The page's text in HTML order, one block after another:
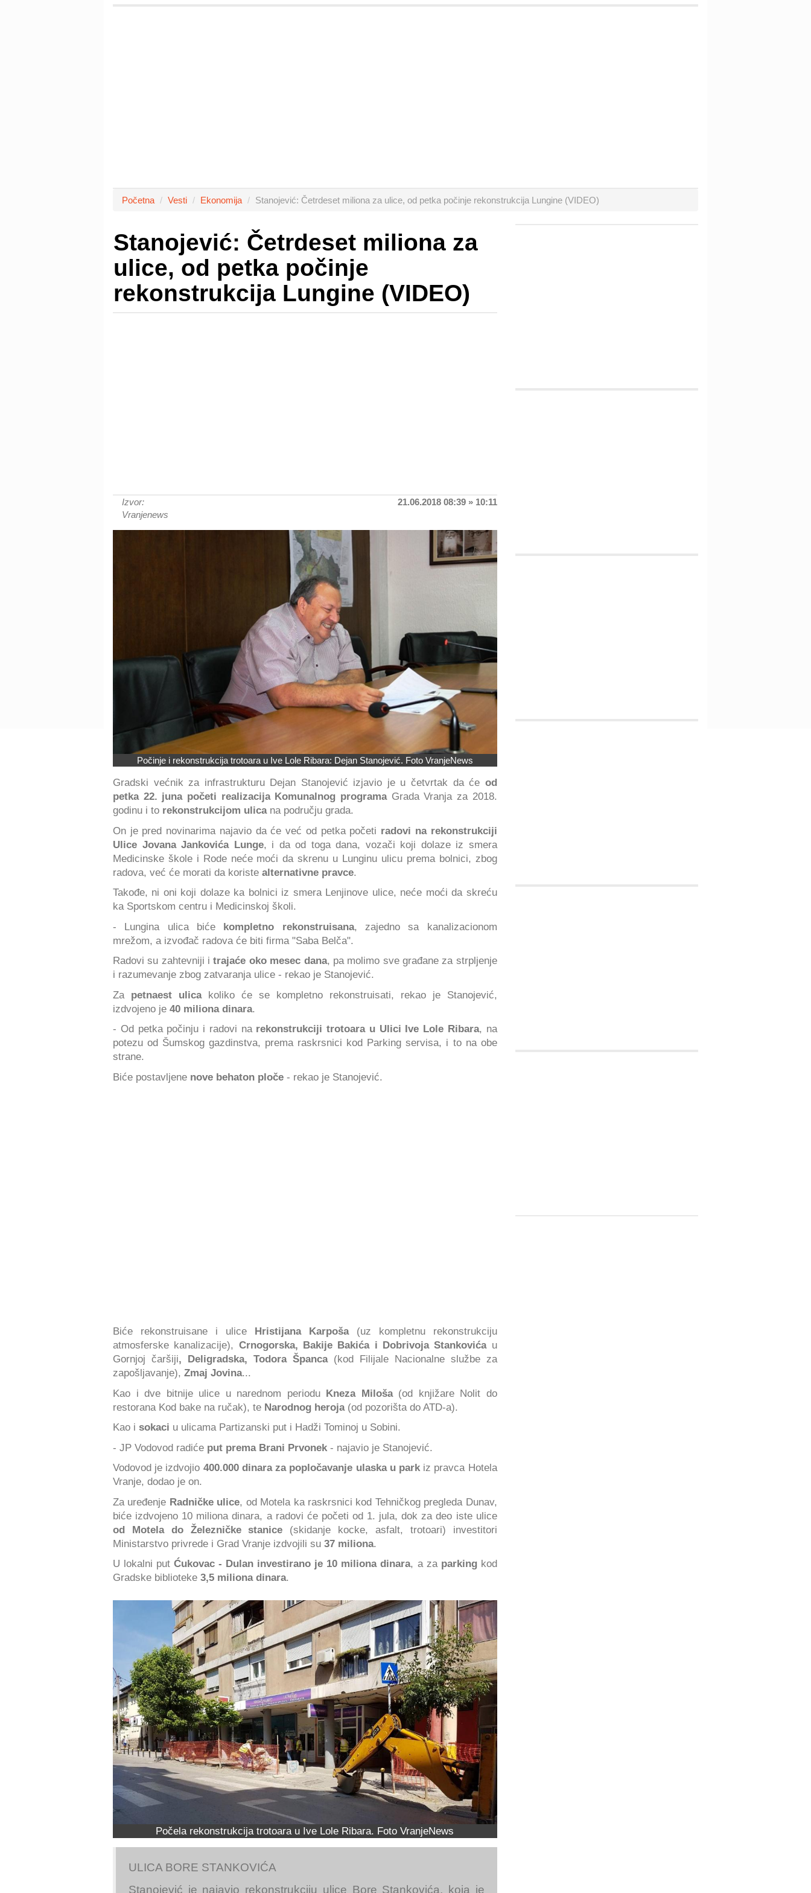
Početna Vesti Ekonomija Stanojević: Četrdeset miliona za ulice, od petka počinje rekonstrukcija Lungine (VIDEO)
Stanojević: Četrdeset miliona za
ulice, od petka počinje
rekonstrukcija Lungine (VIDEO)
Izvor:
Vranjenews
21.06.2018 08:39 » 10:11
Počinje i rekonstrukcija trotoara u Ive Lole Ribara: Dejan Stanojević. Foto VranjeNews
Gradski većnik za infrastrukturu Dejan Stanojević izjavio je u četvrtak da će od
petka 22. juna početi realizacija Komunalnog programa Grada Vranja za 2018.
godinu i to rekonstrukcijom ulicana području grada.
On je pred novinarima najavio da će već od petka početi radovi na rekonstrukciji
Ulice Jovana Jankovića Lunge, i da od toga dana, vozači koji dolaze iz smera
Medicinske škole i Rode neće moći da skrenu u Lunginu ulicu prema bolnici, zbog
radova, već će morati da koriste alternativne pravce.
Takođe, ni oni koji dolaze ka bolnici iz smera Lenjinove ulice, neće moći da skreću
ka Sportskom centru i Medicinskoj školi.
- Lungina ulica biće kompletno rekonstruisana, zajedno sa kanalizacionom
mrežom, a izvođač radova će biti firma "Saba Belča".
Radovi su zahtevniji itrajaće oko mesec dana, pa molimo sve građane za strpljenje
i razumevanje zbog zatvaranja ulice - rekao je Stanojević.
Za petnaest ulicakoliko će se kompletno rekonstruisati, rekao je Stanojević,
izdvojeno je 40 miliona dinara.
- Od petka počinju i radovi na rekonstrukciji trotoara u Ulici Ive Lole Ribara, na
potezu od Šumskog gazdinstva, prema raskrsnici kod Parking servisa, i to na obe
strane.
Biće postavljene nove behaton ploče - rekao je Stanojević.
Biće rekonstruisane i ulice Hristijana Karpoša(uz kompletnu rekonstrukciju
atmosferske kanalizacije), Crnogorska, Bakije Bakića i Dobrivoja Stankovića u
Gornjoj čaršiji, Deligradska, Todora Španca(kod Filijale Nacionalne službe za
zapošljavanje), Zmaj Jovina...
Kao i dve bitnije ulice u narednom periodu Kneza Miloša(od knjižare Nolit do
restorana Kod bake na ručak), te Narodnog heroja(od pozorišta do ATD-a).
Kao i sokaci u ulicama Partizanski put i Hadži Tominoj u Sobini.
- JP Vodovod radiće put prema Brani Prvonek - najavio je Stanojević.
Vodovod je izdvojio 400.000 dinara za popločavanje ulaska u park iz pravca Hotela
Vranje, dodao je on.
Za uređenje Radničke ulice, od Motela ka raskrsnici kod Tehničkog pregleda Dunav,
biće izdvojeno 10 miliona dinara, a radovi će početi od 1. jula, dok za deo iste ulice
od Motela do Železničke stanice (skidanje kocke, asfalt, trotoari) investitori
Ministarstvo privrede i Grad Vranje izdvojili su 37 miliona.
U lokalni putĆukovac - Dulan investirano je 10 miliona dinara, a za parkingkod
Gradske biblioteke 3,5 miliona dinara.
Počela rekonstrukcija trotoara u Ive Lole Ribara. Foto VranjeNews
ULICA BORE STANKOVIĆA
Stanojević je najavio rekonstrukciju ulice Bore Stankovića, koja je